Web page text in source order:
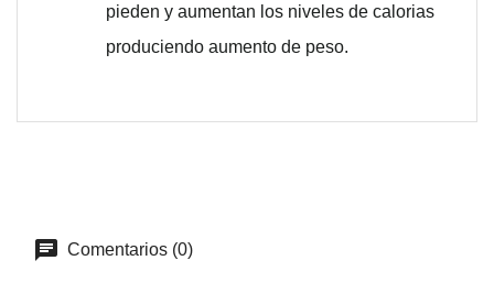
pieden y aumentan los niveles de calorias
produciendo aumento de peso.
Comentarios (0)